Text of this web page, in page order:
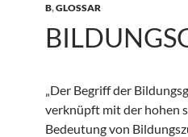
B,GLOSSAR
„Der Begriff der
verknüpft mit der hohen
Bedeutung von